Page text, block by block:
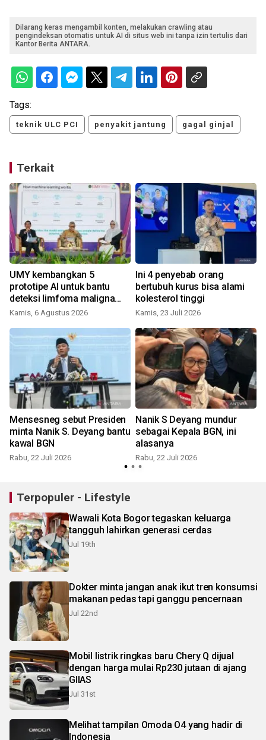
Dilarang keras mengambil konten, melakukan crawling atau
pengindeksan otomatis untuk AI di situs web ini tanpa izin tertulis dari
Kantor Berita ANTARA.
Tags:
teknik ULC PCI penyakit jantung gagal ginjal
Terkait
UMY kembangkan 5
prototipe AI untuk bantu
deteksi limfoma maligna
hingga tumor otak
Kamis, 6 Agustus 2026
Ini 4 penyebab orang
bertubuh kurus bisa alami
kolesterol tinggi
Kamis, 23 Juli 2026
Mensesneg sebut Presiden
minta Nanik S. Deyang bantu
kawal BGN
Rabu, 22 Juli 2026
Nanik S Deyang mundur
sebagai Kepala BGN, ini
alasanya
Rabu, 22 Juli 2026
Terpopuler - Lifestyle
Wawali Kota Bogor tegaskan keluarga
tangguh lahirkan generasi cerdas
Jul 19th
Dokter minta jangan anak ikut tren konsumsi
makanan pedas tapi ganggu pencernaan
Jul 22nd
Mobil listrik ringkas baru Chery Q dijual
dengan harga mulai Rp230 jutaan di ajang
GIIAS
Jul 31st
Melihat tampilan Omoda O4 yang hadir di
Indonesia